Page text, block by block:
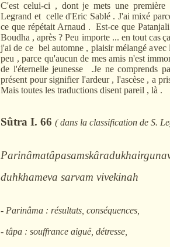
C'est celui-ci , dont je mets une première
Legrand et celle d'Eric Sablé . J'ai mixé
ce que répétait Arnaud . Est-ce que
Boudha , après ? Peu importe ... en tout cas
j'ai de ce bel automne , plaisir mélangé
peu , parce qu'aucun de mes amis n'est
de l'éternelle jeunesse .Je ne comprends
présent pour signifier l'ardeur , l'ascèse , a
Mais toutes les traductions disent pareil , là .
Sûtra I. 66 ( dans la classification de S.
duhkhameva sarvam vivekinah
- Parinâma : résultats, conséquences,
- tâpa : souffrance aiguë, détresse,